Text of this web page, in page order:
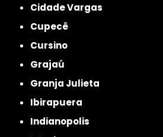
Cidade Vargas
Cupecê
Cursino
Grajaú
Granja Julieta
Ibirapuera
Indianopolis